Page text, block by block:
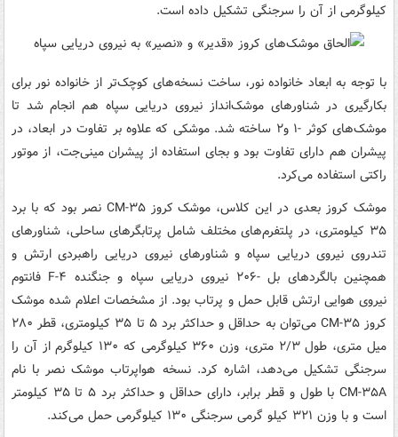
کیلوگرمی از آن را سرجنگی تشکیل داده است.
با توجه به ابعاد خانواده نور، ساخت نسخه‌های کوچک‌تر از خانواده نور برای
بکارگیری در شناورهای موشک‌انداز نیروی دریایی سپاه هم انجام شد تا
موشک‌های کوثر -۱ و۲ ساخته شد. موشکی که علاوه بر تفاوت در ابعاد، در
پیشران هم دارای تفاوت بود و بجای استفاده از پیشران مینی‌جت، از موتور
راکتی استفاده می‌کرد.
موشک کروز بعدی در این کلاس، موشک کروز CM-۳۵ نصر بود که با برد
۳۵ کیلومتری، در پلتفرم‌های مختلف شامل پرتابگرهای ساحلی، شناورهای
تندروی نیروی دریایی سپاه و شناورهای نیروی دریایی راهبردی ارتش و
همچنین بالگردهای بل -۲۰۶ نیروی دریایی سپاه و جنگنده F-۴ فانتوم
نیروی هوایی ارتش قابل حمل و پرتاب بود. از مشخصات اعلام شده موشک
کروز CM-۳۵ می‌توان به حداقل و حداکثر برد ۵ تا ۳۵ کیلومتری، قطر ۲۸۰
میل متری، طول ۲/۳ متری، وزن ۳۶۰ کیلوگرمی که ۱۳۰ کیلوگرم از آن را
سرجنگی تشکیل می‌دهد، اشاره کرد. نسخه هواپرتاب موشک نصر با نام
CM-۳۵A با طول و قطر برابر، دارای حداقل و حداکثر برد ۵ تا ۳۵ کیلومتر
است و با وزن ۳۲۱ کیلو گرمی سرجنگی ۱۳۰ کیلوگرمی حمل می‌کند.